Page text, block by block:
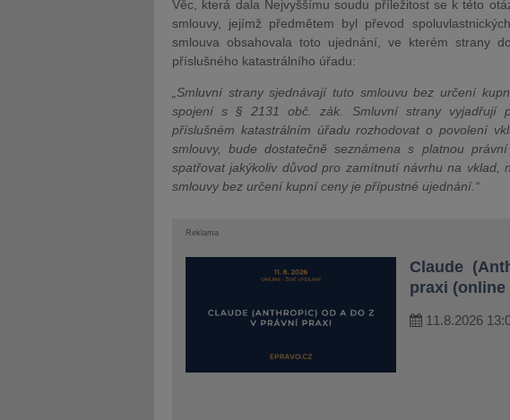
Věc, která dala Nejvyššímu soudu příležitost se k této
smlouvy, jejímž předmětem byl převod
smlouva obsahovala toto ujednání, ve kterém strany
příslušného katastrálního úřadu:
„Smluvní strany sjednávají tuto smlouvu bez určení
spojení s § 2131 obč. zák. Smluvní strany vyjadřují
příslušném katastrálním úřadu rozhodovat o povolení
smlouvy, bude dostatečně seznámena s platnou
spatřovat jakýkoliv důvod pro zamítnutí návrhu na
smlouvy bez určení kupní ceny je přípustné ujednání.“
Reklama
Claude
praxi (online
11.8.2026